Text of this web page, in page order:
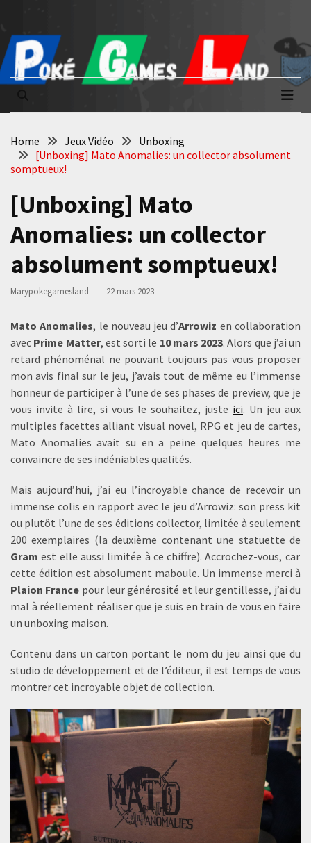
content
content
Poké Games
La passion du jeu vidéo
Home Jeux Vidéo
Unboxing
[Unboxing] Mato Anomalies: un collector absolument
somptueux!
[Unboxing] Mato
Anomalies: un collector
absolument somptueux!
Marypokegamesland 22 mars 2023
Mato Anomalies, le nouveau jeu d’Arrowiz en collaboration
avec Prime Matter, est sorti le 10 mars 2023. Alors que j’ai un
retard phénoménal ne pouvant toujours pas vous proposer
mon avis final sur le jeu, j’avais tout de même eu l’immense
honneur de participer à l’une de ses phases de preview, que je
vous invite à lire, si vous le souhaitez, juste ici. Un jeu aux
multiples facettes alliant visual novel, RPG et jeu de cartes,
Mato Anomalies avait su en a peine quelques heures me
convaincre de ses indéniables qualités.
Mais aujourd’hui, j’ai eu l’incroyable chance de recevoir un
immense colis en rapport avec le jeu d’Arrowiz: son press kit
ou plutôt l’une de ses éditions collector, limitée à seulement
200 exemplaires (la deuxième contenant une statuette de
Gram est elle aussi limitée à ce chiffre). Accrochez-vous, car
cette édition est absolument maboule. Un immense merci à
Plaion France pour leur générosité et leur gentillesse, j’ai du
mal à réellement réaliser que je suis en train de vous en faire
un unboxing maison.
Contenu dans un carton portant le nom du jeu ainsi que du
studio de développement et de l’éditeur, il est temps de vous
montrer cet incroyable objet de collection.